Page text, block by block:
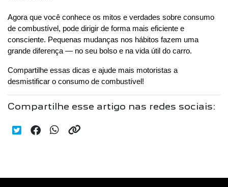
Agora que você conhece os mitos e verdades sobre consumo
de combustível, pode dirigir de forma mais eficiente e
consciente. Pequenas mudanças nos hábitos fazem uma
grande diferença — no seu bolso e na vida útil do carro.
Compartilhe essas dicas e ajude mais motoristas a
desmistificar o consumo de combustível!
Compartilhe esse artigo nas redes sociais: